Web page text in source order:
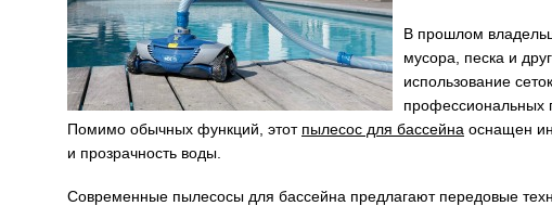
В прошлом
мусора, песка и
использование
профессиональных
Помимо обычных функций, этот пылесос для бассейна оснащен
и прозрачность воды.
Современные пылесосы для бассейна предлагают передовые